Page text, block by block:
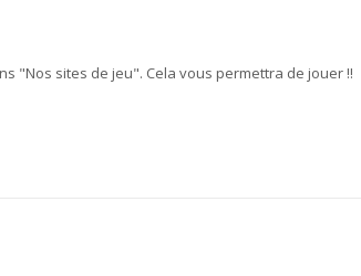
"Nos sites de jeu". Cela vous permettra de jouer !!